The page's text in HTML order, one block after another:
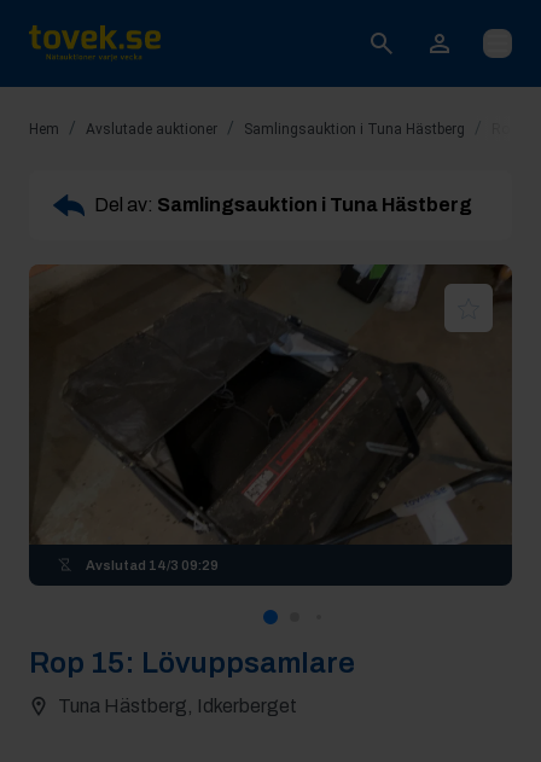
Öppna
Hem / Avslutade auktioner / Samlingsauktion i Tuna Hästberg /
Del av: Samlingsauktion i Tuna Hästberg
Avslutad 14/3 09:29
Rop 15: Lövuppsamlare
Tuna Hästberg, Idkerberget